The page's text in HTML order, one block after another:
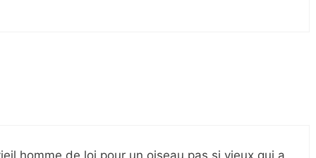
homme de loi pour un oiseau pas si vieux qui a